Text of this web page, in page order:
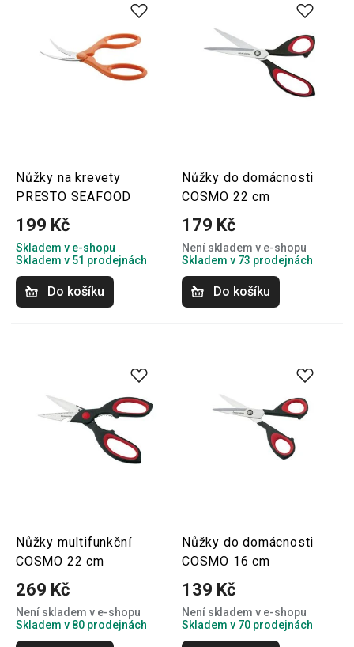
Nůžky na krevety
PRESTO SEAFOOD
199 Kč
Skladem v e-shopu
Skladem v 51 prodejnách
Do košíku
Nůžky do domácnosti
COSMO 22 cm
179 Kč
Není skladem v e-shopu
Skladem v 73 prodejnách
Do košíku
Nůžky multifunkční
COSMO 22 cm
269 Kč
Není skladem v e-shopu
Skladem v 80 prodejnách
Nůžky do domácnosti
COSMO 16 cm
139 Kč
Není skladem v e-shopu
Skladem v 70 prodejnách